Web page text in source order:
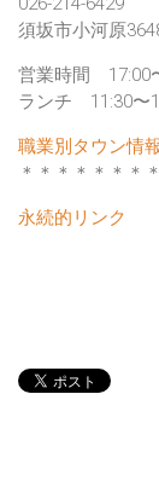
須坂市小河原
営業時間 17:00
ランチ 11:30〜
職業別タウン情
＊＊＊＊＊＊＊
永続的リンク